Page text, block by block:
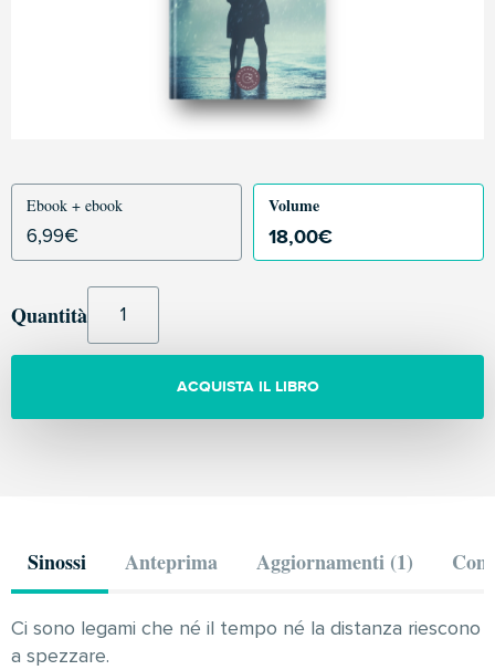
Ebook + ebook
6,99€
Volume
18,00€
Quantità
ACQUISTA IL LIBRO
Sinossi Anteprima Aggiornamenti (1)
Ci sono legami che né il tempo né la distanza riescono
a spezzare.